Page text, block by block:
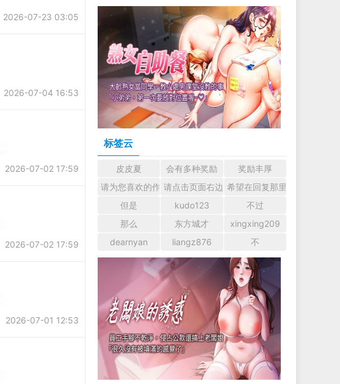
2026-07-23 03:05
2026-07-04 16:53
2026-07-02 17:59
2026-07-02 17:59
2026-07-01 12:53
标签云
皮皮夏 会有多种奖励
奖励丰厚
请为您喜欢的作者加油吧！ 认真回复交流
请点击页面右边的小手图标支持楼主。
希望在回复那里留下您的
但是
kudo123
不过
那么
东方城才
xingxing209
dearnyan
liangz876 不